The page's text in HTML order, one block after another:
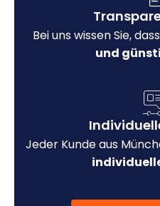
Bei uns wissen Sie,
und
Jeder Kunde aus